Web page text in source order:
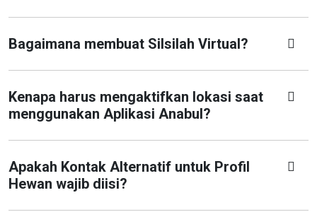
Bagaimana membuat Silsilah Virtual?
Kenapa harus mengaktifkan lokasi saat
menggunakan Aplikasi Anabul?
Apakah Kontak Alternatif untuk Profil
Hewan wajib diisi?